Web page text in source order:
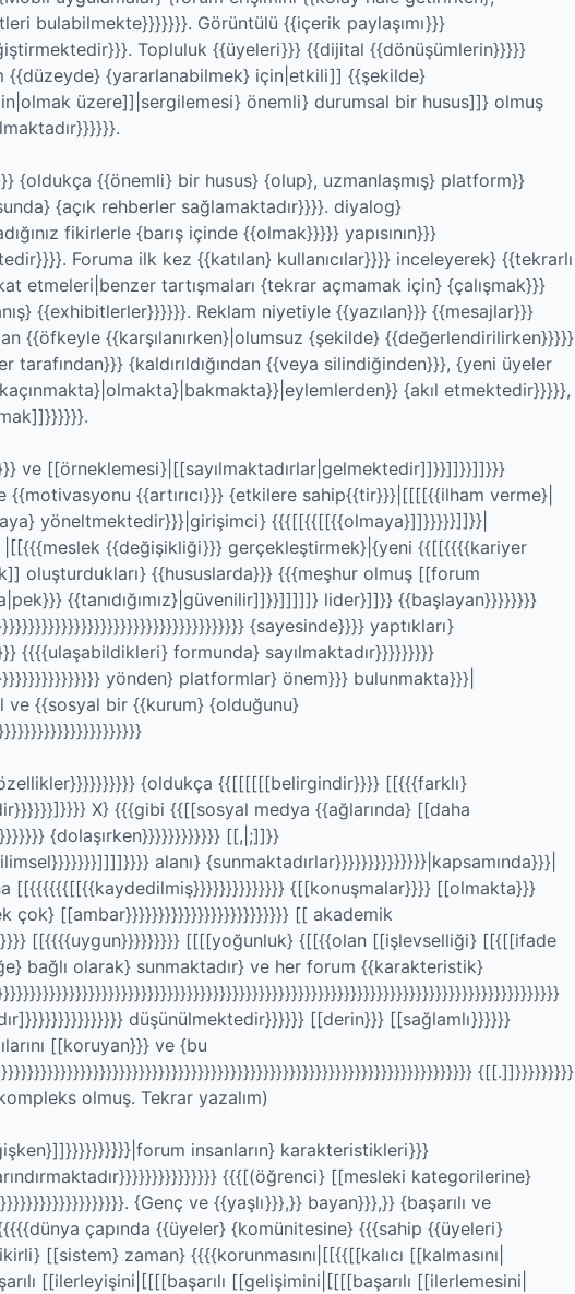
bulabilmekte}}}}}}}. Görüntülü {{içerik paylaşımı}}}
Topluluk {{üyeleri}}} {{dijital {{dönüşümlerin}}}}}
{{düzeyde} {yararlanabilmek} için|etkili]] {{şekilde}
üzere]]|sergilemesi} önemli} durumsal bir husus]]} olmuş
{oldukça {{önemli} bir husus} {olup}, uzmanlaşmış} platform}}
{açık rehberler sağlamaktadır}}}}. diyalog}
fikirlerle {barış içinde {{olmak}}}}} yapısının}}}
Foruma ilk kez {{katılan} kullanıcılar}}}} inceleyerek} {{tekrarlı
etmeleri|benzer tartışmaları {tekrar açmamak için} {çalışmak}}}
{{exhibitlerler}}}}}}. Reklam niyetiyle {{yazılan}}} {{mesajlar}}}
{{öfkeyle {{karşılanırken}|olumsuz {şekilde} {{değerlendirilirken}}}}}
tarafından}}} {kaldırıldığından {{veya silindiğinden}}}, {yeni üyeler
{akıl etmektedir}}}}},
ve [[örneklemesi}|[[sayılmaktadırlar|gelmektedir]]}}]]}}]]}}}
{{artırıcı}}} {etkilere sahip{{tir}}}|[[[[{{ilham verme}|
yöneltmektedir}}}|girişimci} {{{[[{{[[{{olmaya}]]}}}}}]]}}|
{{değişikliği}}} gerçekleştirmek}|{yeni {{[[{{{{kariyer
oluşturdukları} {{hususlarda}}} {{{meşhur olmuş [[forum
{{tanıdığımız}|güvenilir]]}}]]]]]} lider}]]}} {{başlayan}}}}}}}}
{sayesinde}}}} yaptıkları}
{{{{ulaşabildikleri} formunda} sayılmaktadır}}}}}}}}}
yönden} platformlar} önem}}} bulunmakta}}}|
{{sosyal bir {{kurum} {olduğunu}
{oldukça {{[[[[[[belirgindir}}}} [[{{{farklı}
X} {{{gibi {{[[sosyal medya {{ağlarında} [[daha
{dolaşırken}}}}}}}}}}}} [[,|;]]}}
alanı} {sunmaktadırlar}}}}}}}}}}}}}}|kapsamında}}}|
[[{{{{{{[[{{kaydedilmiş}}}}}}}}}}}}}} {[[konuşmalar}}}} [[olmakta}}}
çok} [[ambar}}}}}}}}}}}}}}}}}}}}}}}}} [[ akademik
[[{{{{uygun}}}}}}}}} [[[[yoğunluk} {[[{{olan [[işlevselliği} [[{[[ifade
bağlı olarak} sunmaktadır} ve her forum {{karakteristik}
düşünülmektedir}}}}}} [[derin}}} [[sağlamlı}}}}}}
[[koruyan}}} ve {bu
{[[.]]}}}}}}}}}
olmuş. Tekrar yazalım)
insanların} karakteristikleri}}}
{{{[(öğrenci} [[mesleki kategorilerine}
{Genç ve {{yaşlı}}},}} bayan}}},}} {başarılı ve
çapında {{üyeler} {komünitesine} {{{sahip {{üyeleri}
[[sistem} zaman} {{{{korunmasını|[[{{[[kalıcı [[kalmasını|
[[ilerleyişini|[[[[başarılı [[gelişimini|[[[[başarılı [[ilerlemesini|